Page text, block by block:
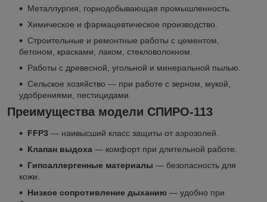
Металлургия, горнодобывающая промышленность.
Химическое и фармацевтическое производство.
Строительные и ремонтные работы с цементом,
бетоном, красками, лаком, стекловолокном.
Работы с древесной, угольной и минеральной пылью.
Сельское хозяйство — при работе с зерном, мукой,
удобрениями, пестицидами.
Преимущества модели СПИРО-113
FFP3 — наивысший класс защиты от аэрозолей.
Клапан выдоха — комфорт при длительной работе.
Гипоаллергенные материалы — безопасность для
кожи.
Низкое сопротивление дыханию — удобно при